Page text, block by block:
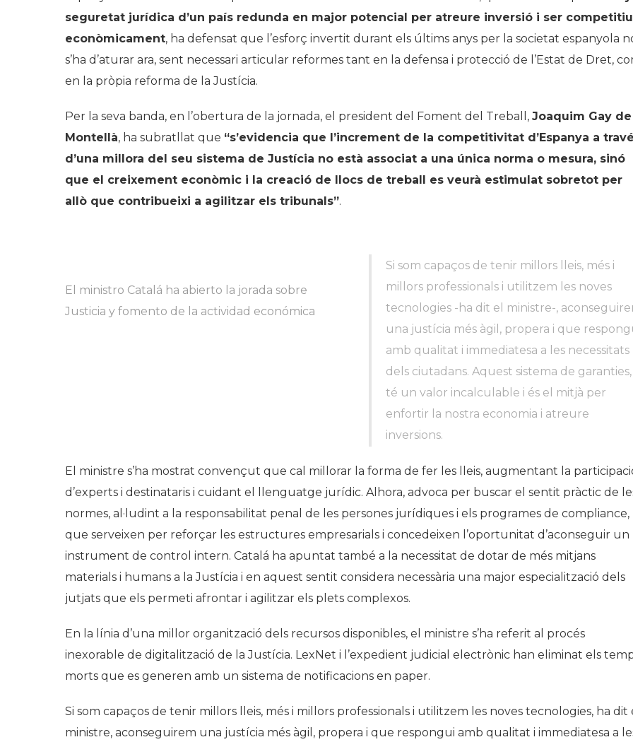
Galeria de Presidents
Biblioteca Arxiu
seguretat jurídica d’un país redunda en major potencial per atreure inversió i ser competitiu
econòmicament, ha defensat que l’esforç invertit durant els últims anys per la societat espanyola
s’ha d’aturar ara, sent necessari articular reformes tant en la defensa i protecció de l’Estat de Dret,
en la pròpia reforma de la Justícia.
Per la seva banda, en l’obertura de la jornada, el president del Foment del Treball, Joaquim Gay de
Montellà, ha subratllat que “s’evidencia que l’increment de la competitivitat d’Espanya a
d’una millora del seu sistema de Justícia no està associat a una única norma o mesura, sinó
que el creixement econòmic i la creació de llocs de treball es veurà estimulat sobretot per
allò que contribueixi a agilitzar els tribunals”.
El ministro Catalá ha abierto la jorada sobre
Justicia y fomento de la actividad económica
Si som capaços de tenir millors lleis, més i
millors professionals i utilitzem les noves
tecnologies -ha dit el ministre-,
una justícia més àgil, propera i que
amb qualitat i immediatesa a les necessitats
dels ciutadans. Aquest sistema de garanties,
té un valor incalculable i és el mitjà per
enfortir la nostra economia i atreure
inversions.
El ministre s’ha mostrat convençut que cal millorar la forma de fer les lleis, augmentant la
d’experts i destinataris i cuidant el llenguatge jurídic. Alhora, advoca per buscar el sentit pràctic de
normes, al·ludint a la responsabilitat penal de les persones jurídiques i els programes de compliance,
que serveixen per reforçar les estructures empresarials i concedeixen l’oportunitat d’aconseguir un
instrument de control intern. Catalá ha apuntat també a la necessitat de dotar de més mitjans
materials i humans a la Justícia i en aquest sentit considera necessària una major especialització dels
jutjats que els permeti afrontar i agilitzar els plets complexos.
En la línia d’una millor organització dels recursos disponibles, el ministre s’ha referit al procés
inexorable de digitalització de la Justícia. LexNet i l’expedient judicial electrònic han eliminat els
morts que es generen amb un sistema de notificacions en paper.
Si som capaços de tenir millors lleis, més i millors professionals i utilitzem les noves tecnologies, ha dit
ministre, aconseguirem una justícia més àgil, propera i que respongui amb qualitat i immediatesa a